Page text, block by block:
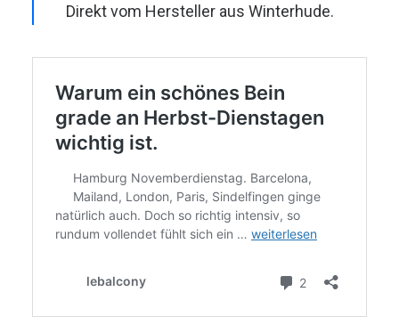
Direkt vom Hersteller aus Winterhude.